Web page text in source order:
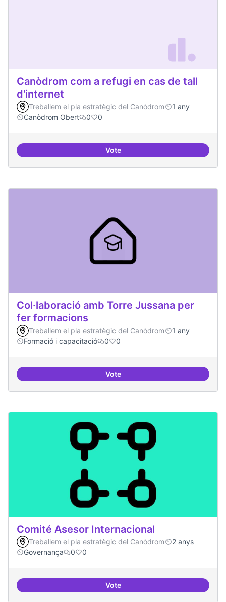
Canòdrom com a refugi en cas de tall
d'internet
Treballem el pla estratègic del Canòdrom
1 any
Canòdrom Obert
0 0
VoteCanòdrom com a refugi en cas
Col·laboració amb Torre Jussana per
fer formacions
Treballem el pla estratègic del Canòdrom
1 any
Formació i capacitació
0 0
VoteCol·laboració amb Torre
Comité Asesor Internacional
Treballem el pla estratègic del Canòdrom
2 anys
Governança
0 0
VoteComité Asesor Internacional